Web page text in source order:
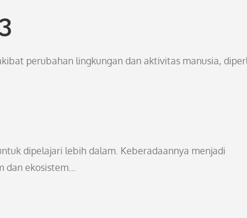
perubahan lingkungan dan aktivitas manusia,
dipelajari lebih dalam. Keberadaannya menjadi
dan ekosistem…